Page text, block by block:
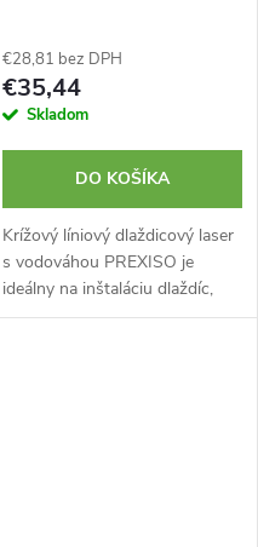
€28,81 bez DPH
€35,44
Skladom
DO KOŠÍKA
Krížový líniový dlaždicový laser
s vodováhou PREXISO je
ideálny na inštaláciu dlaždíc,
obkladačiek alebo podlahy.